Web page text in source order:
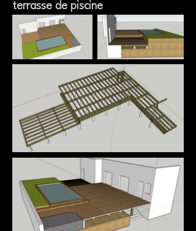
terrasse de piscine